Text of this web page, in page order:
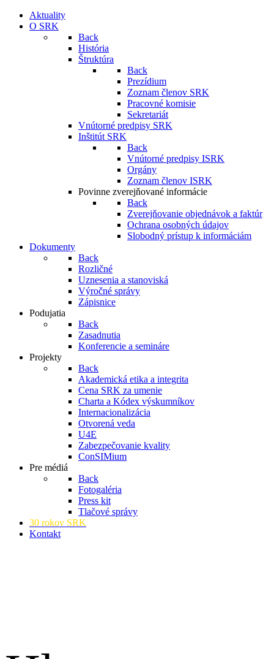
Aktuality
O SRK
Back
História
Štruktúra
Back
Prezídium
Zoznam členov SRK
Pracovné komisie
Sekretariát
Vnútorné predpisy SRK
Inštitút SRK
Back
Vnútorné predpisy ISRK
Orgány
Zoznam členov ISRK
Povinne zverejňované informácie
Back
Zverejňovanie objednávok a faktúr
Ochrana osobných údajov
Slobodný prístup k informáciám
Dokumenty
Back
Rozličné
Uznesenia a stanoviská
Výročné správy
Zápisnice
Podujatia
Back
Zasadnutia
Konferencie a semináre
Projekty
Back
Akademická etika a integrita
Cena SRK za umenie
Charta a Kódex výskumníkov
Internacionalizácia
Otvorená veda
U4E
Zabezpečovanie kvality
ConSIMium
Pre médiá
Back
Fotogaléria
Press kit
Tlačové správy
30 rokov SRK
Kontakt